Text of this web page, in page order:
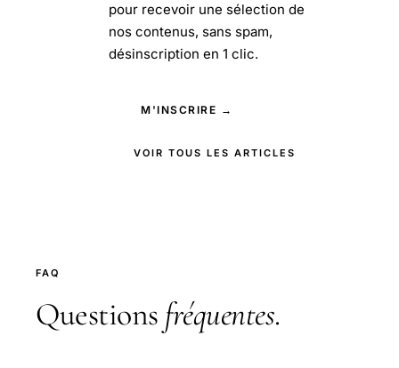
pour recevoir une sélection de
nos contenus, sans spam,
désinscription en 1 clic.
M'INSCRIRE →
VOIR TOUS LES ARTICLES
FAQ
Questions fréquentes.